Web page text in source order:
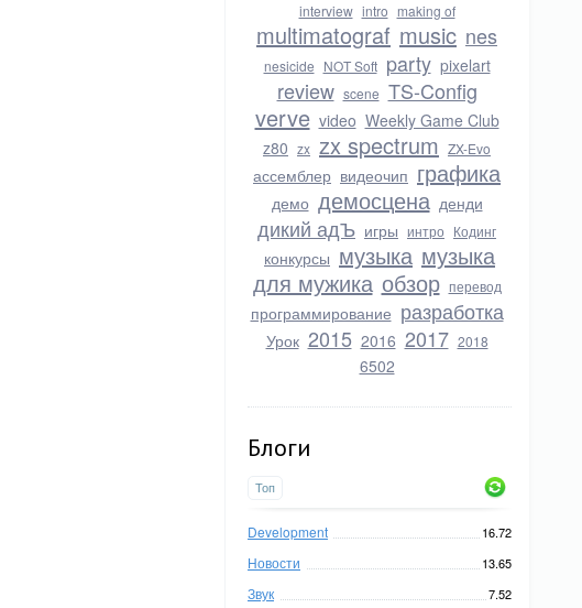
interview intro making of
multimatograf music nes
nesicide NOT Soft party pixelart
review scene TS-Config
verve video Weekly Game Club
z80 zx zx spectrum ZX-Evo
ассемблер видеочип графика
демо демосцена денди
дикий адЪ игры интро Кодинг
конкурсы музыка музыка
для мужика обзор перевод
программирование разработка
Урок 2015 2016 2017 2018
6502
Блоги
Топ
Development 16.72
Новости 13.65
Звук 7.52